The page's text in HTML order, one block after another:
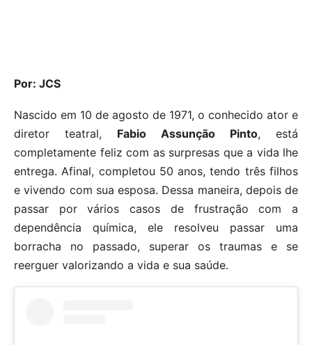
Por: JCS
Nascido em 10 de agosto de 1971, o conhecido ator e
diretor teatral, Fabio Assunção Pinto, está
completamente feliz com as surpresas que a vida lhe
entrega. Afinal, completou 50 anos, tendo três filhos
e vivendo com sua esposa. Dessa maneira, depois de
passar por vários casos de frustração com a
dependência química, ele resolveu passar uma
borracha no passado, superar os traumas e se
reerguer valorizando a vida e sua saúde.